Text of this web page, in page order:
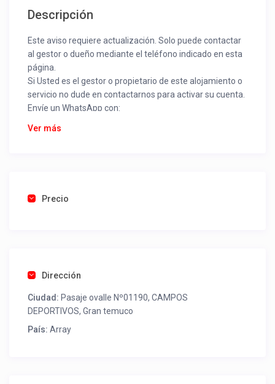
Descripción
Este aviso requiere actualización. Solo puede contactar
al gestor o dueño mediante el teléfono indicado en esta
página.
Si Usted es el gestor o propietario de este alojamiento o
servicio no dude en contactarnos para activar su cuenta.
Envíe un WhatsApp con:
Nombre alojamiento o servicio
Una foto de cuenta de luz o agua o gas que acredite
como un profesional sin COMISIONES ni ESTAFAS.
Tel contacto propiedad: (56) 452481497
Ver más
Precio
Dirección
Ciudad: Pasaje ovalle Nº01190, CAMPOS
DEPORTIVOS, Gran temuco
País: Array